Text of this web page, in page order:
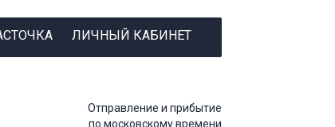
ЛИЧНЫЙ КАБИНЕТ
Отправление и прибытие
по московскому времени